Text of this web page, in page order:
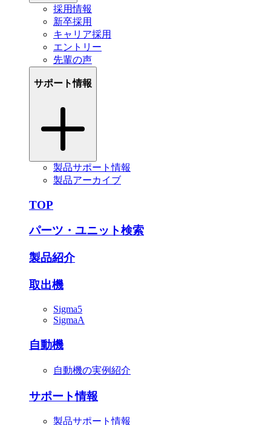
採用情報
新卒採用
キャリア採用
エントリー
先輩の声
サポート情報
製品サポート情報
製品アーカイブ
TOP
パーツ・ユニット検索
製品紹介
取出機
Sigma5
SigmaA
自動機
自動機の実例紹介
サポート情報
製品サポート情報